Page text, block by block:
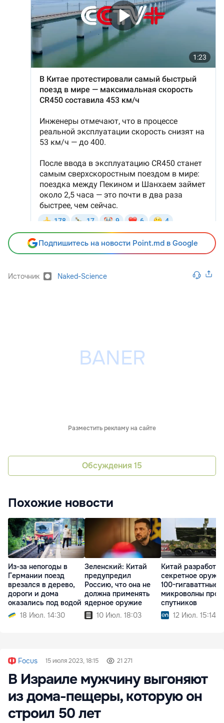
Подпишитесь на новости Point.md в Google
Источник Naked-Science
Разместить рекламу на сайте
Обсуждения 15
Похожие новости
Из-за непогоды в
Германии поезд
врезался в дерево,
дороги и дома
оказались под водой
18 Июл. 14:30
Зеленский: Китай
предупредил
Россию, что она не
должна применять
ядерное оружие
10 Июл. 18:03
Китай разработал
секретное
100-гигаваттные
микроволны
спутников
12 Июл. 15:14
Focus 15 июля 2023, 18:15 21 271
В Израиле мужчину выгоняют
из дома-пещеры, которую он
строил 50 лет